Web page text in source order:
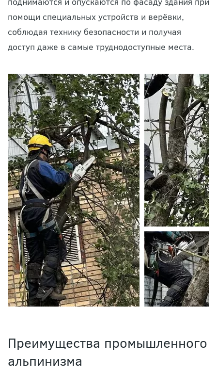
помощи специальных устройств и верёвки,
соблюдая технику безопасности и получая
доступ даже в самые труднодоступные места.
Преимущества промышленного
альпинизма